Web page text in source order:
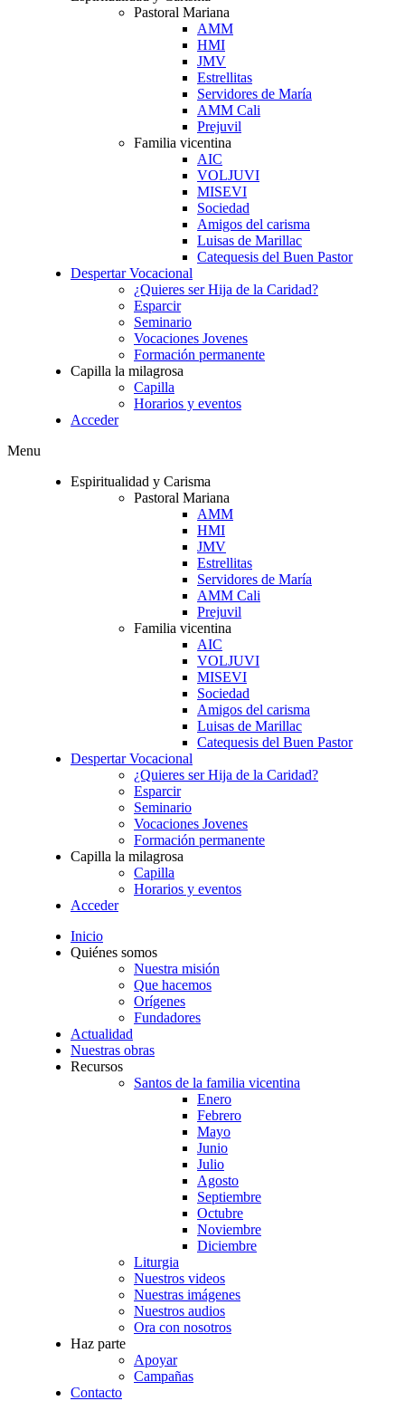
Pastoral Mariana
AMM
HMI
JMV
Estrellitas
Servidores de María
AMM Cali
Prejuvil
Familia vicentina
AIC
VOLJUVI
MISEVI
Sociedad
Amigos del carisma
Luisas de Marillac
Catequesis del Buen Pastor
Despertar Vocacional
¿Quieres ser Hija de la Caridad?
Esparcir
Seminario
Vocaciones Jovenes
Formación permanente
Capilla la milagrosa
Capilla
Horarios y eventos
Acceder
Menu
Espiritualidad y Carisma
Pastoral Mariana
AMM
HMI
JMV
Estrellitas
Servidores de María
AMM Cali
Prejuvil
Familia vicentina
AIC
VOLJUVI
MISEVI
Sociedad
Amigos del carisma
Luisas de Marillac
Catequesis del Buen Pastor
Despertar Vocacional
¿Quieres ser Hija de la Caridad?
Esparcir
Seminario
Vocaciones Jovenes
Formación permanente
Capilla la milagrosa
Capilla
Horarios y eventos
Acceder
Inicio
Quiénes somos
Nuestra misión
Que hacemos
Orígenes
Fundadores
Actualidad
Nuestras obras
Recursos
Santos de la familia vicentina
Enero
Febrero
Mayo
Junio
Julio
Agosto
Septiembre
Octubre
Noviembre
Diciembre
Liturgia
Nuestros videos
Nuestras imágenes
Nuestros audios
Ora con nosotros
Haz parte
Apoyar
Campañas
Contacto